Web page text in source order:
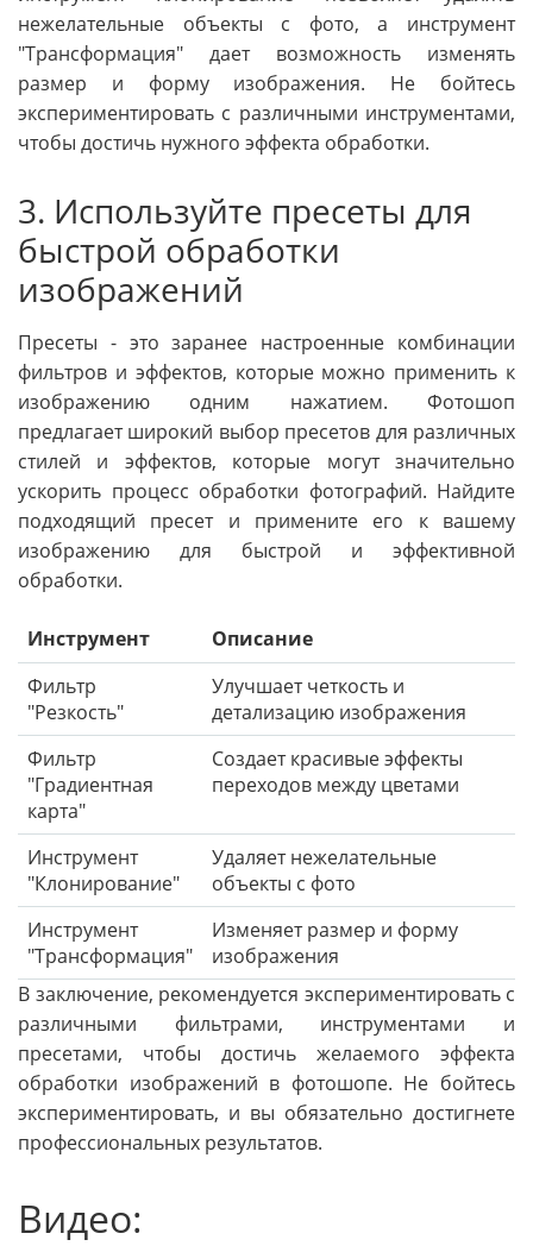
нежелательные объекты с фото, а инструмент
"Трансформация" дает возможность изменять
размер и форму изображения. Не бойтесь
экспериментировать с различными инструментами,
чтобы достичь нужного эффекта обработки.
3. Используйте пресеты для
быстрой обработки
изображений
Пресеты - это заранее настроенные комбинации
фильтров и эффектов, которые можно применить к
изображению одним нажатием. Фотошоп
предлагает широкий выбор пресетов для различных
стилей и эффектов, которые могут значительно
ускорить процесс обработки фотографий. Найдите
подходящий пресет и примените его к вашему
изображению для быстрой и эффективной
обработки.
Инструмент
Описание
Фильтр
"Резкость"
Улучшает четкость и
детализацию изображения
Фильтр
"Градиентная
карта"
Создает красивые эффекты
переходов между цветами
Инструмент
"Клонирование"
Удаляет нежелательные
объекты с фото
Инструмент
"Трансформация"
Изменяет размер и форму
изображения
В заключение, рекомендуется экспериментировать с
различными фильтрами, инструментами и
пресетами, чтобы достичь желаемого эффекта
обработки изображений в фотошопе. Не бойтесь
экспериментировать, и вы обязательно достигнете
профессиональных результатов.
Видео: